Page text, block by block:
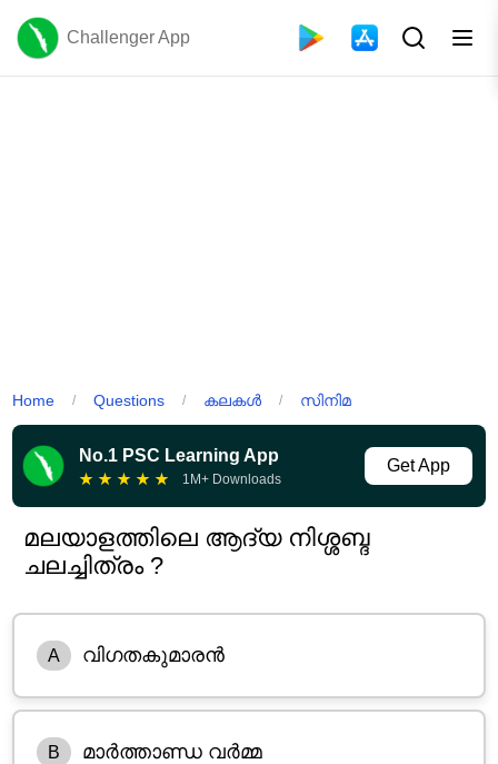
Challenger App
Home / Questions / കലകൾ / സിനിമ
No.1 PSC Learning App
★ ★ ★ ★ ★ 1M+ Downloads
Get App
മലയാളത്തിലെ ആദ്യ നിശ്ശബ്ദ
ചലച്ചിത്രം ?
A വിഗതകുമാരൻ
B മാർത്താണ്ഡ വർമ്മ